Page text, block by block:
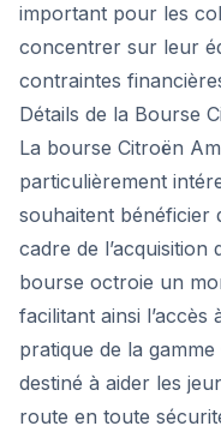
important pour les
concentrer sur leur
contraintes
Détails de la Bourse
La bourse Citroën
particulièrement
souhaitent bénéficier
cadre de l’acquisition
bourse octroie un
facilitant ainsi
pratique de la
destiné à aider les
route en toute